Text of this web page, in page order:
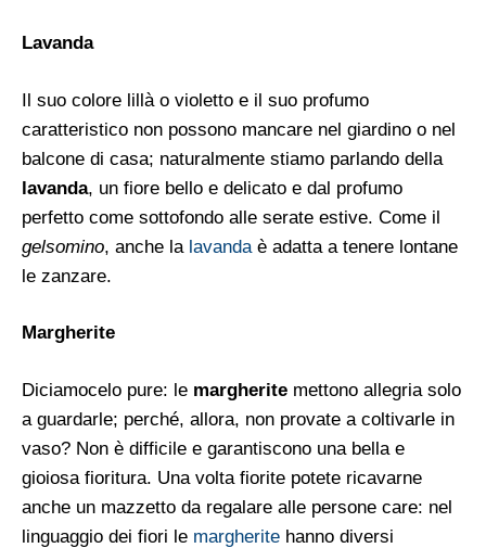
Lavanda
Il suo colore lillà o violetto e il suo profumo
caratteristico non possono mancare nel giardino o nel
balcone di casa; naturalmente stiamo parlando della
lavanda, un fiore bello e delicato e dal profumo
perfetto come sottofondo alle serate estive. Come il
gelsomino, anche la lavanda è adatta a tenere lontane
le zanzare.
Margherite
Diciamocelo pure: le margherite mettono allegria solo
a guardarle; perché, allora, non provate a coltivarle in
vaso? Non è difficile e garantiscono una bella e
gioiosa fioritura. Una volta fiorite potete ricavarne
anche un mazzetto da regalare alle persone care: nel
linguaggio dei fiori le margherite hanno diversi